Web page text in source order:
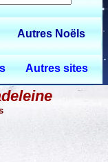
Autres Noëls
Autres sites